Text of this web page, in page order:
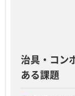
治具・コン
ある課題